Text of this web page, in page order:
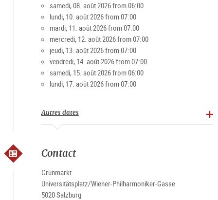
les jeunes et les moins jeunes.
Spécialités : Produits agricoles, pain, pâtisseries, viande et
produits transformés, fruits, légumes, spiritueux
Horaires du marché
Lundi-vendredi 7h-19h, samedi 6h-15h (sauf jours fériés)
samedi, 08. août 2026 from 06:00
lundi, 10. août 2026 from 07:00
mardi, 11. août 2026 from 07:00
mercredi, 12. août 2026 from 07:00
jeudi, 13. août 2026 from 07:00
vendredi, 14. août 2026 from 07:00
samedi, 15. août 2026 from 06:00
lundi, 17. août 2026 from 07:00
Autres dates
Contact
Grünmarkt
Universitätsplatz/Wiener-Philharmoniker-Gasse
5020 Salzburg